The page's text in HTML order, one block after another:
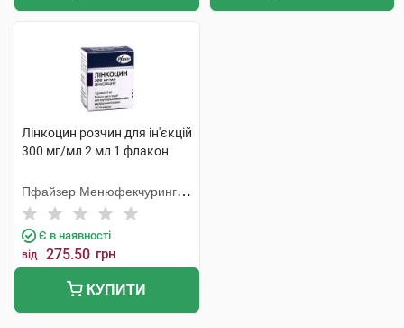
Лінкоцин розчин для ін'єкцій
300 мг/мл 2 мл 1 флакон
Пфайзер Менюфекчуринг
Бельгія
Є в наявності
від 275.50 грн
КУПИТИ